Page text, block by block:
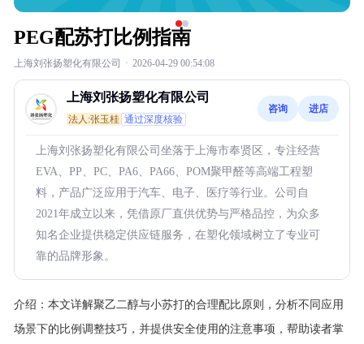
PEG配苏打比例指南
上海刘张扬塑化有限公司 · 2026-04-29 00:54:08
上海刘张扬塑化有限公司
法人:张玉桂 通过深度核验
咨询 进店
上海刘张扬塑化有限公司坐落于上海市奉贤区，专注经营
EVA、PP、PC、PA6、PA66、POM聚甲醛等高端工程塑
料，产品广泛应用于汽车、电子、医疗等行业。公司自
2021年成立以来，凭借原厂直供优势与严格品控，为众多
知名企业提供稳定供应链服务，在塑化领域树立了专业可
靠的品牌形象。
介绍： 本文详解聚乙二醇与小苏打的合理配比原则，分析不同应用
场景下的比例调整技巧，并提供安全使用的注意事项，帮助读者掌